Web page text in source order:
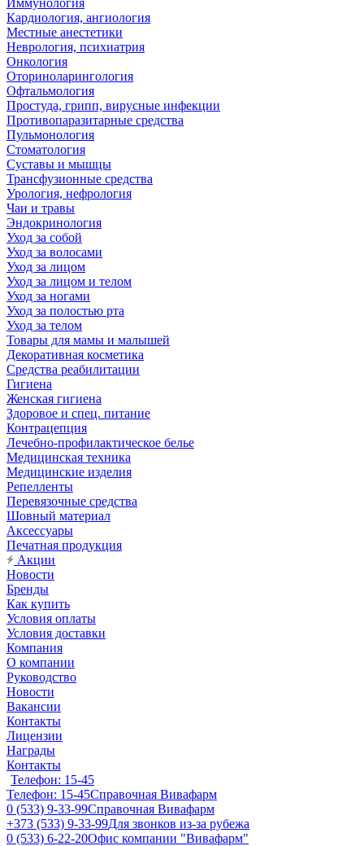
Иммунология
Кардиология, ангиология
Местные анестетики
Неврология, психиатрия
Онкология
Оториноларингология
Офтальмология
Простуда, грипп, вирусные инфекции
Противопаразитарные средства
Пульмонология
Стоматология
Суставы и мышцы
Трансфузионные средства
Урология, нефрология
Чаи и травы
Эндокринология
Уход за собой
Уход за волосами
Уход за лицом
Уход за лицом и телом
Уход за ногами
Уход за полостью рта
Уход за телом
Товары для мамы и малышей
Декоративная косметика
Средства реабилитации
Гигиена
Женская гигиена
Здоровое и спец. питание
Контрацепция
Лечебно-профилактическое белье
Медицинская техника
Медицинские изделия
Репелленты
Перевязочные средства
Шовный материал
Аксессуары
Печатная продукция
Акции
Новости
Бренды
Как купить
Условия оплаты
Условия доставки
Компания
О компании
Руководство
Новости
Вакансии
Контакты
Лицензии
Награды
Контакты
Телефон: 15-45
Телефон: 15-45Справочная Вивафарм
0 (533) 9-33-99Справочная Вивафарм
+373 (533) 9-33-99Для звонков из-за рубежа
0 (533) 6-22-20Офис компании "Вивафарм"